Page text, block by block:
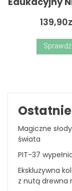
139,90
Sprawdź
Magiczne
świata
PIT-37
Ekskluzywna
z nutą drewna